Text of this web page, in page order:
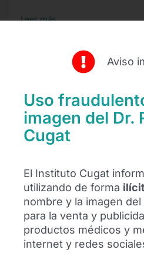
Leer más
El futbolista Alexis
reencuentra con el Dr.
Barcelona
El futbolista Alexis
Aviso
Uso
imagen del Dr.
Cugat
El Instituto Cugat
utilizando de forma
nombre y la imagen del
para la venta y
productos médicos y
internet y redes